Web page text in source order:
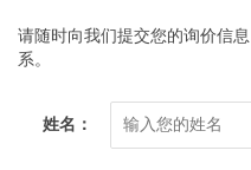
请随时向我们提交您的询价信
系。
姓名：